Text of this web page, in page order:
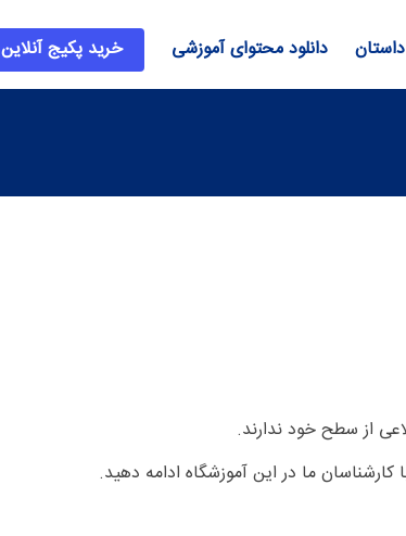
داستان دانلود محتوای آموزشی خرید پکیج آنلاین